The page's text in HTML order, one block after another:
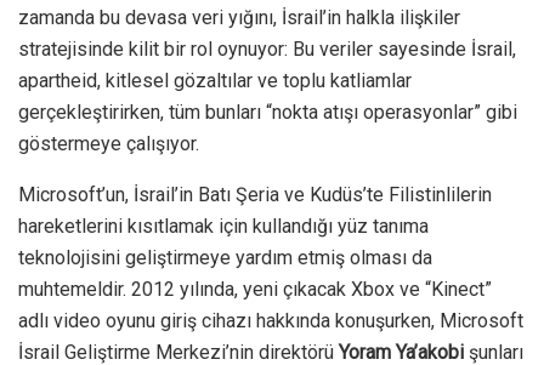
zamanda bu devasa veri yığını, İsrail’in halkla ilişkiler
stratejisinde kilit bir rol oynuyor: Bu veriler sayesinde İsrail,
apartheid, kitlesel gözaltılar ve toplu katliamlar
gerçekleştirirken, tüm bunları “nokta atışı operasyonlar” gibi
göstermeye çalışıyor.
Microsoft’un, İsrail’in Batı Şeria ve Kudüs’te Filistinlilerin
hareketlerini kısıtlamak için kullandığı yüz tanıma
teknolojisini geliştirmeye yardım etmiş olması da
muhtemeldir. 2012 yılında, yeni çıkacak Xbox ve “Kinect”
adlı video oyunu giriş cihazı hakkında konuşurken, Microsoft
İsrail Geliştirme Merkezi’nin direktörüYoram Ya’akobi şunları